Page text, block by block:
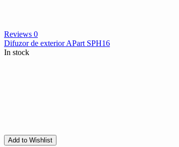
Reviews 0
Difuzor de exterior APart SPH16
In stock
Add to Wishlist